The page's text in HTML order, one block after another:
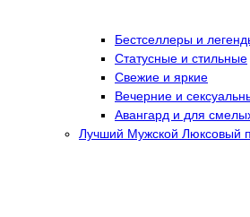
Бестселлеры и
Статусные и стильные
Свежие и яркие
Вечерние и
Авангард и для
Лучший Мужской Люксовый